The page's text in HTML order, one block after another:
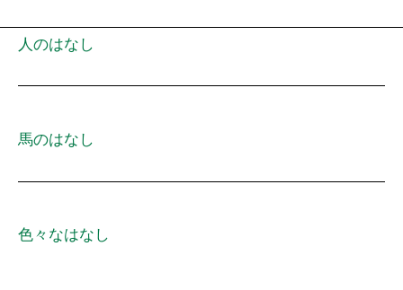
人のはなし
馬のはなし
色々なはなし